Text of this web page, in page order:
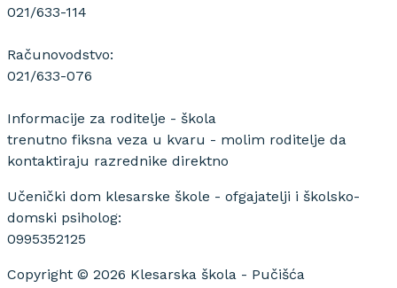
021/633-114
Računovodstvo:
021/633-076
Informacije za roditelje - škola
trenutno fiksna veza u kvaru - molim roditelje da
kontaktiraju razrednike direktno
Učenički dom klesarske škole - ofgajatelji i školsko-
domski psiholog:
0995352125
Copyright © 2026 Klesarska škola - Pučišća